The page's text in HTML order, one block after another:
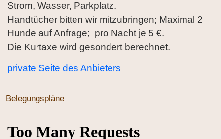
Strom, Wasser, Parkplatz.
Handtücher bitten wir mitzubringen; Maximal 2
Hunde auf Anfrage; pro Nacht je 5 €.
Die Kurtaxe wird gesondert berechnet.
private Seite des Anbieters
Belegungspläne